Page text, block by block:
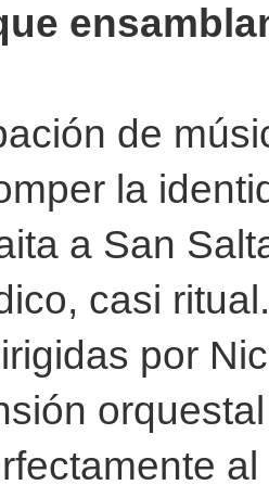
de
la
a San
casi
por